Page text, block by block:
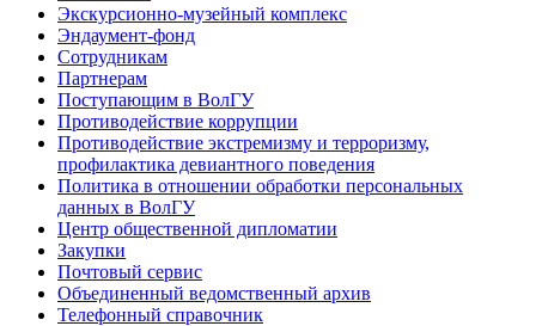
Экскурсионно-музейный комплекс
Эндаумент-фонд
Сотрудникам
Партнерам
Поступающим в ВолГУ
Противодействие коррупции
Противодействие экстремизму и терроризму,
профилактика девиантного поведения
Политика в отношении обработки персональных
данных в ВолГУ
Центр общественной дипломатии
Закупки
Почтовый сервис
Объединенный ведомственный архив
Телефонный справочник